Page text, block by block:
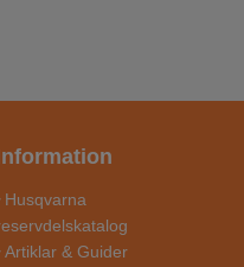
Husqvarna
Artiklar & Guider